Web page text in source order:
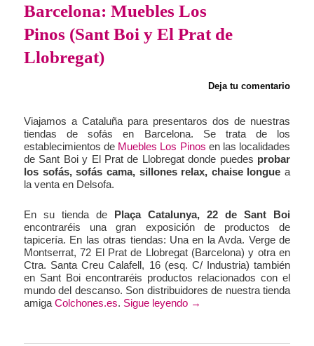
Barcelona: Muebles Los
Pinos (Sant Boi y El Prat de
Llobregat)
Deja tu comentario
Viajamos a Cataluña para presentaros dos de nuestras
tiendas de sofás en Barcelona. Se trata de los
establecimientos de Muebles Los Pinos en las localidades
de Sant Boi y El Prat de Llobregat donde puedes probar
los sofás, sofás cama, sillones relax, chaise longue a
la venta en Delsofa.
En su tienda de Plaça Catalunya, 22 de Sant Boi
encontraréis una gran exposición de productos de
tapicería. En las otras tiendas: Una en la Avda. Verge de
Montserrat, 72 El Prat de Llobregat (Barcelona) y otra en
Ctra. Santa Creu Calafell, 16 (esq. C/ Industria) también
en Sant Boi encontraréis productos relacionados con el
mundo del descanso. Son distribuidores de nuestra tienda
amigaColchones.es. Sigue leyendo →